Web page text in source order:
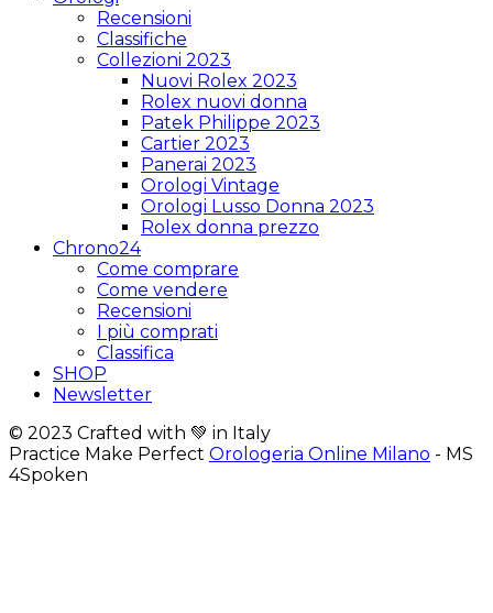
Recensioni
Classifiche
Collezioni 2023
Nuovi Rolex 2023
Rolex nuovi donna
Patek Philippe 2023
Cartier 2023
Panerai 2023
Orologi Vintage
Orologi Lusso Donna 2023
Rolex donna prezzo
Chrono24
Come comprare
Come vendere
Recensioni
I più comprati
Classifica
SHOP
Newsletter
© 2023 Crafted with 💚 in Italy
Practice Make Perfect Orologeria Online Milano - MS
4Spoken